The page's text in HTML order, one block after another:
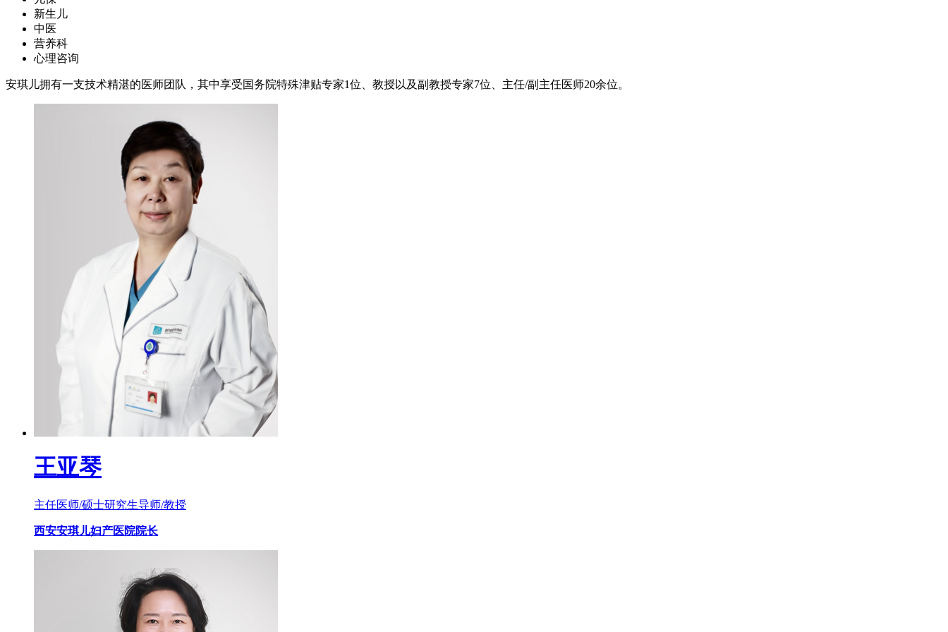
新生儿
中医
营养科
心理咨询
安琪儿拥有一支技术精湛的医师团队，其中享受国务院特殊津贴专家1位、教授以及副教授专家7位、主任/副主任医师20余位。
王亚琴
主任医师/硕士研究生导师/教授
西安安琪儿妇产医院院长